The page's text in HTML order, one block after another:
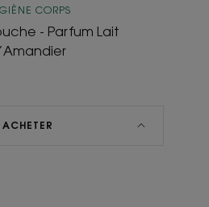
CORPS
- Parfum Lait
ACHETER